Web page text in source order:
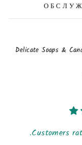
© 2026 Delicate Soaps
Customers